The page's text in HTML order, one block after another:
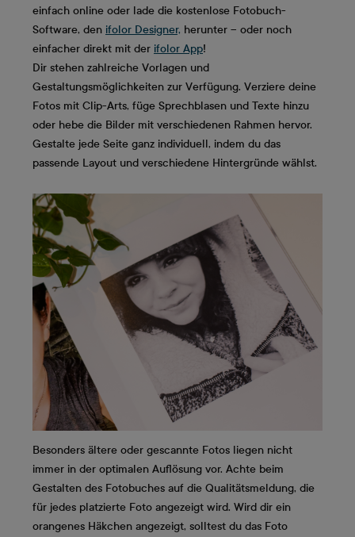
einfach online oder lade die kostenlose Fotobuch-
Software, den ifolor Designer, herunter – oder noch
einfacher direkt mit der ifolor App!
Dir stehen zahlreiche Vorlagen und
Gestaltungsmöglichkeiten zur Verfügung. Verziere deine
Fotos mit Clip-Arts, füge Sprechblasen und Texte hinzu
oder hebe die Bilder mit verschiedenen Rahmen hervor.
Gestalte jede Seite ganz individuell, indem du das
passende Layout und verschiedene Hintergründe wählst.
Besonders ältere oder gescannte Fotos liegen nicht
immer in der optimalen Auflösung vor. Achte beim
Gestalten des Fotobuches auf die Qualitätsmeldung, die
für jedes platzierte Foto angezeigt wird. Wird dir ein
orangenes Häkchen angezeigt, solltest du das Foto